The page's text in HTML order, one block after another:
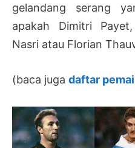
gelandang serang
apakah Dimitri
Nasri atau Florian
(baca juga daftar